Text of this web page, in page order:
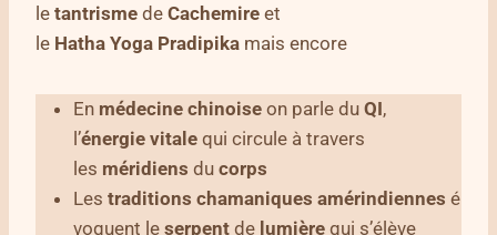
le tantrisme de Cachemire et
le Hatha Yoga Pradipika mais encore
En médecine chinoise on parle du QI,
l’énergie vitale qui circule à travers
les méridiens du corps
Les traditions chamaniques amérindiennes é
voquent le serpent de lumière qui s’élève